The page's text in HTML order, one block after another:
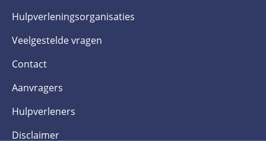
Hulpverlenings­organisaties
Veelgestelde­ vragen
Contact
Aanvragers
Hulpverleners
Disclaimer